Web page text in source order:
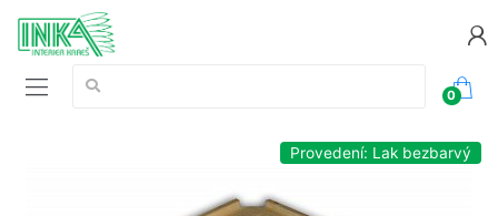
Vyhledávání:
0
Provedení: Lak bezbarvý